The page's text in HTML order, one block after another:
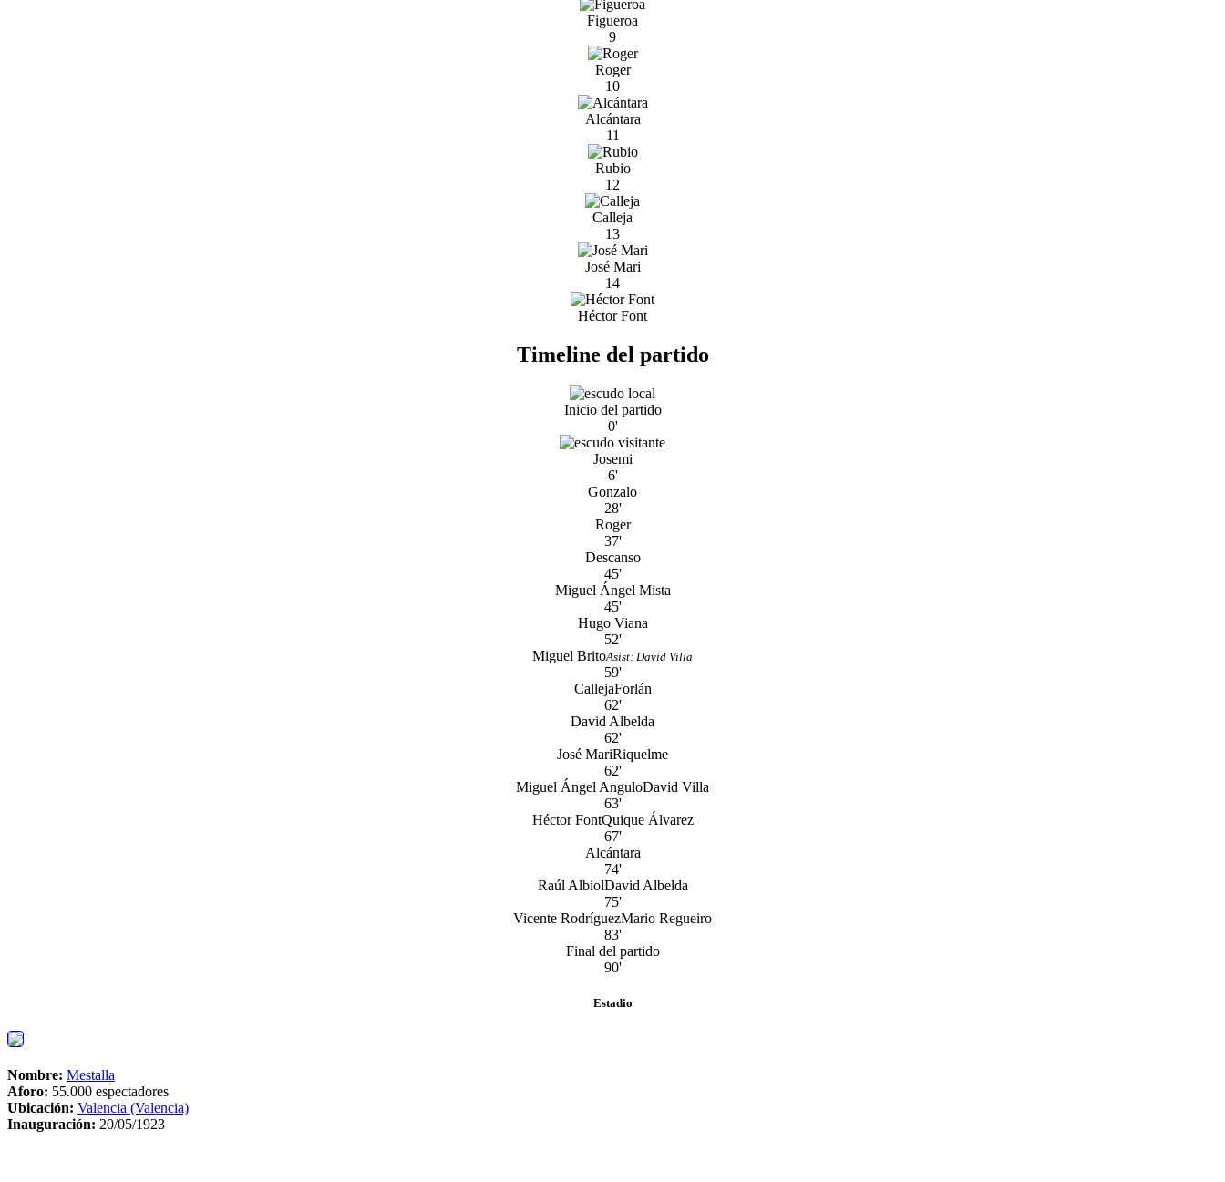
Figueroa
9
Roger
10
Alcántara
11
Rubio
12
Calleja
13
José Mari
14
Héctor Font
Timeline del partido
Inicio del partido
0'
Josemi
6'
Gonzalo
28'
Roger
37'
Descanso
45'
Miguel Ángel Mista
45'
Hugo Viana
52'
Miguel BritoAsist: David Villa
59'
CallejaForlán
62'
David Albelda
62'
José MariRiquelme
62'
Miguel Ángel AnguloDavid Villa
63'
Héctor FontQuique Álvarez
67'
Alcántara
74'
Raúl AlbiolDavid Albelda
75'
Vicente RodríguezMario Regueiro
83'
Final del partido
90'
Estadio
Nombre: Mestalla
Aforo: 55.000 espectadores
Ubicación: Valencia (Valencia)
Inauguración: 20/05/1923